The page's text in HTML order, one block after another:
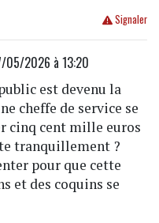
Signaler
05/2026 à 13:20
est devenu la
cheffe de service se
cinq cent mille euros
tranquillement ?
pour que cette
et des coquins se